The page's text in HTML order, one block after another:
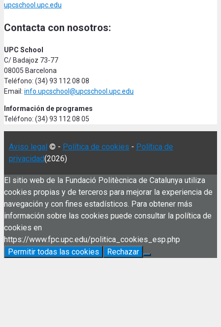
upcschool.upc.edu
Contacta con nosotros:
UPC School
C/ Badajoz 73-77
08005 Barcelona
Teléfono: (34) 93 112 08 08
Email: info.upcschool@upcschool.upc.edu
Información de programes
Teléfono: (34) 93 112 08 05
Aviso legal © - Política de cookies - Política de
privacidad(2026)
El sitio web de la Fundació Politècnica de Catalunya utiliza
cookies propias y de terceros para mejorar la experiencia de
navegación y con fines estadísticos. Para obtener más
información sobre las cookies puede consultar la política de
cookies en
https://www.fpc.upc.edu/politica_cookies_esp.php
Permitir todas las cookies
Rechazar